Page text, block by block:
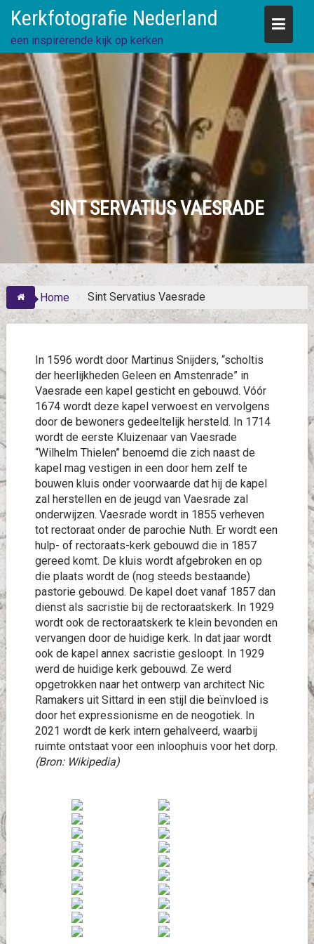
content
Kerkfotografie Nederland
een inspirerende kijk op kerken
SINT SERVATIUS VAESRADE
Home Sint Servatius Vaesrade
In 1596 wordt door Martinus Snijders, “scholtis
der heerlijkheden Geleen en Amstenrade” in
Vaesrade een kapel gesticht en gebouwd. Vóór
1674 wordt deze kapel verwoest en vervolgens
door de bewoners gedeeltelijk hersteld. In 1714
wordt de eerste Kluizenaar van Vaesrade
“Wilhelm Thielen” benoemd die zich naast de
kapel mag vestigen in een door hem zelf te
bouwen kluis onder voorwaarde dat hij de kapel
zal herstellen en de jeugd van Vaesrade zal
onderwijzen. Vaesrade wordt in 1855 verheven
tot rectoraat onder de parochie Nuth. Er wordt een
hulp- of rectoraats-kerk gebouwd die in 1857
gereed komt. De kluis wordt afgebroken en op
die plaats wordt de (nog steeds bestaande)
pastorie gebouwd. De kapel doet vanaf 1857 dan
dienst als sacristie bij de rectoraatskerk. In 1929
wordt ook de rectoraatskerk te klein bevonden en
vervangen door de huidige kerk. In dat jaar wordt
ook de kapel annex sacristie gesloopt. In 1929
werd de huidige kerk gebouwd. Ze werd
opgetrokken naar het ontwerp van architect Nic
Ramakers uit Sittard in een stijl die beïnvloed is
door het expressionisme en de neogotiek. In
2021 wordt de kerk intern gehalveerd, waarbij
ruimte ontstaat voor een inloophuis voor het dorp.
(Bron: Wikipedia)